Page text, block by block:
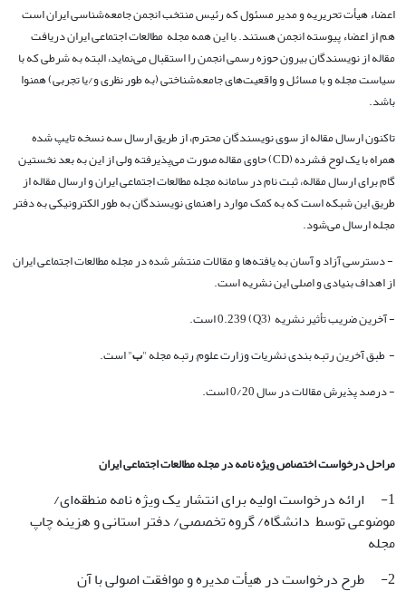
اعضاء هیأت تحریریه و مدیر مسئول که رئیس منتخب انجمن جامعه‌شناسی ایران است
هم از اعضاء پیوسته انجمن هستند. با این همه مجله مطالعات اجتماعی ایران دریافت
مقاله از نویسندگان بیرون حوزه رسمی انجمن را استقبال می‌نماید، البته به شرطی که با
سیاست مجله و با مسائل و واقعیت‌های جامعه‌شناختی (به طور نظری و/یا تجربی) همنوا
باشد.
تاکنون ارسال مقاله از سوی نویسندگان محترم، از طریق ارسال سه نسخه تایپ شده
همراه با یک لوح فشرده (CD) حاوی مقاله صورت می‌پذیرفته ولی از این به بعد نخستین
گام برای ارسال مقاله، ثبت نام در سامانه مجله مطالعات اجتماعی ایران و ارسال مقاله از
طریق این شبکه است که به کمک موارد راهنمای نویسندگان به طور الکترونیکی به دفتر
مجله ارسال می‌شود.
- دسترسی آزاد و آسان به یافته‌ها و مقالات منتشر شده در مجله مطالعات اجتماعی ایران
از اهداف بنیادی و اصلی این نشریه است.
- آخرین ضریب تأثیر نشریه (Q3)
0.239است.
- طبق آخرین رتبه بندی نشریات وزارت علوم, رتبه مجله "ب" است.
- درصد پذیرش مقالات در سال 0/20 است.
مراحل درخواست اختصاص ویژه نامه در مجله مطالعات اجتماعی ایران
1- ارائه درخواست اولیه برای انتشار یک ویژه نامه منطقه‌ای/
موضوعی توسط دانشگاه/ گروه تخصصی/ دفتر استانی و هزینه چاپ
مجله
2- طرح درخواست در هیأت مدیره و موافقت اصولی با آن